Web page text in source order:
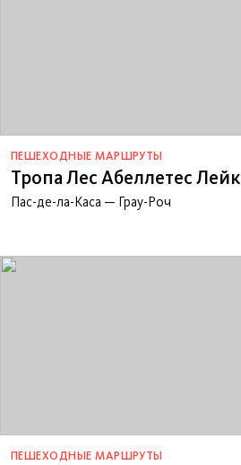
ПЕШЕХОДНЫЕ МАРШРУТЫ
Тропа Лес Абеллетес Лейк
Пас-де-ла-Каса — Грау-Роч
ПЕШЕХОДНЫЕ МАРШРУТЫ